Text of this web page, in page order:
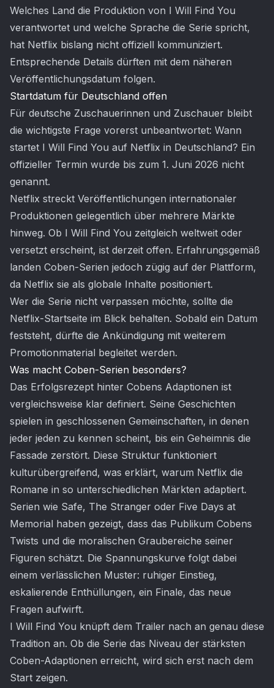
Welches Land die Produktion von I Will Find You
verantwortet und welche Sprache die Serie spricht,
hat Netflix bislang nicht offiziell kommuniziert.
Entsprechende Details dürften mit dem näheren
Veröffentlichungsdatum folgen.
Startdatum für Deutschland offen
Für deutsche Zuschauerinnen und Zuschauer bleibt
die wichtigste Frage vorerst unbeantwortet: Wann
startet I Will Find You auf Netflix in Deutschland? Ein
offizieller Termin wurde bis zum 1. Juni 2026 nicht
genannt.
Netflix streckt Veröffentlichungen internationaler
Produktionen gelegentlich über mehrere Märkte
hinweg. Ob I Will Find You zeitgleich weltweit oder
versetzt erscheint, ist derzeit offen. Erfahrungsgemäß
landen Coben-Serien jedoch zügig auf der Plattform,
da Netflix sie als globale Inhalte positioniert.
Wer die Serie nicht verpassen möchte, sollte die
Netflix-Startseite im Blick behalten. Sobald ein Datum
feststeht, dürfte die Ankündigung mit weiterem
Promotionmaterial begleitet werden.
Was macht Coben-Serien besonders?
Das Erfolgsrezept hinter Cobens Adaptionen ist
vergleichsweise klar definiert. Seine Geschichten
spielen in geschlossenen Gemeinschaften, in denen
jeder jeden zu kennen scheint, bis ein Geheimnis die
Fassade zerstört. Diese Struktur funktioniert
kulturübergreifend, was erklärt, warum Netflix die
Romane in so unterschiedlichen Märkten adaptiert.
Serien wie Safe, The Stranger oder Five Days at
Memorial haben gezeigt, dass das Publikum Cobens
Twists und die moralischen Graubereiche seiner
Figuren schätzt. Die Spannungskurve folgt dabei
einem verlässlichen Muster: ruhiger Einstieg,
eskalierende Enthüllungen, ein Finale, das neue
Fragen aufwirft.
I Will Find You knüpft dem Trailer nach an genau diese
Tradition an. Ob die Serie das Niveau der stärksten
Coben-Adaptionen erreicht, wird sich erst nach dem
Start zeigen.